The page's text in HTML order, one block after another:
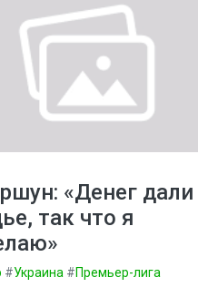
«Денег дали
так что я
#Украина #Премьер-лига